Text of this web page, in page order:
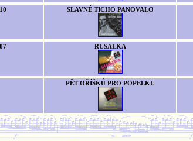
SLAVNÉ TICHO PANOVALO
RUSALKA
PĚT OŘÍŠKŮ PRO POPELKU